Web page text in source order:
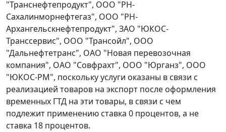
"Транснефтепродукт", ООО "РН-
Сахалинморнефтегаз", ООО "РН-
Архангельскнефтепродукт", ЗАО "ЮКОС-
Транссервис", ООО "Трансойл", ООО
"Дальнефтетранс", ОАО "Новая перевозочная
компания", ОАО "Совфрахт", ООО "Юрганз", ООО
"ЮКОС-РМ", поскольку услуги оказаны в связи с
реализацией товаров на экспорт после оформления
временных ГТД на эти товары, в связи с чем
подлежит применению ставка 0 процентов, а не
ставка 18 процентов.